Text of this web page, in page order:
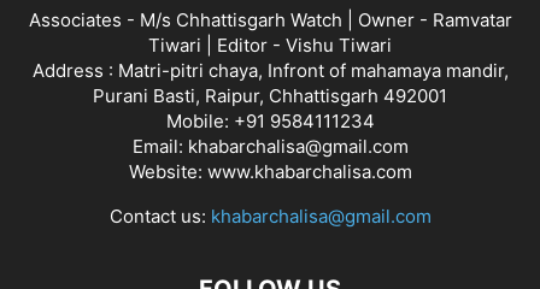
Associates - M/s Chhattisgarh Watch | Owner - Ramvatar
Tiwari | Editor - Vishu Tiwari
Address : Matri-pitri chaya, Infront of mahamaya mandir,
Purani Basti, Raipur, Chhattisgarh 492001
Mobile: +91 9584111234
Email: khabarchalisa@gmail.com
Website: www.khabarchalisa.com
Contact us: khabarchalisa@gmail.com